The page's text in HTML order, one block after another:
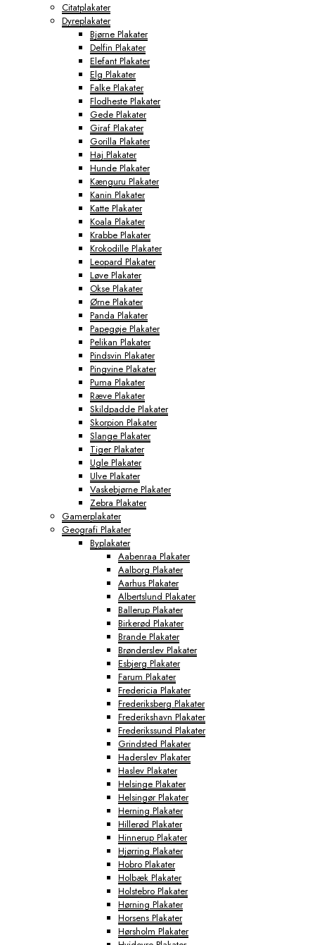
Citatplakater
Dyreplakater
Bjørne Plakater
Delfin Plakater
Elefant Plakater
Elg Plakater
Falke Plakater
Flodheste Plakater
Gede Plakater
Giraf Plakater
Gorilla Plakater
Haj Plakater
Hunde Plakater
Kænguru Plakater
Kanin Plakater
Katte Plakater
Koala Plakater
Krabbe Plakater
Krokodille Plakater
Leopard Plakater
Løve Plakater
Okse Plakater
Ørne Plakater
Panda Plakater
Papegøje Plakater
Pelikan Plakater
Pindsvin Plakater
Pingvine Plakater
Puma Plakater
Ræve Plakater
Skildpadde Plakater
Skorpion Plakater
Slange Plakater
Tiger Plakater
Ugle Plakater
Ulve Plakater
Vaskebjørne Plakater
Zebra Plakater
Gamerplakater
Geografi Plakater
Byplakater
Aabenraa Plakater
Aalborg Plakater
Aarhus Plakater
Albertslund Plakater
Ballerup Plakater
Birkerød Plakater
Brande Plakater
Brønderslev Plakater
Esbjerg Plakater
Farum Plakater
Fredericia Plakater
Frederiksberg Plakater
Frederikshavn Plakater
Frederikssund Plakater
Grindsted Plakater
Haderslev Plakater
Haslev Plakater
Helsinge Plakater
Helsingør Plakater
Herning Plakater
Hillerød Plakater
Hinnerup Plakater
Hjørring Plakater
Hobro Plakater
Holbæk Plakater
Holstebro Plakater
Hørning Plakater
Horsens Plakater
Hørsholm Plakater